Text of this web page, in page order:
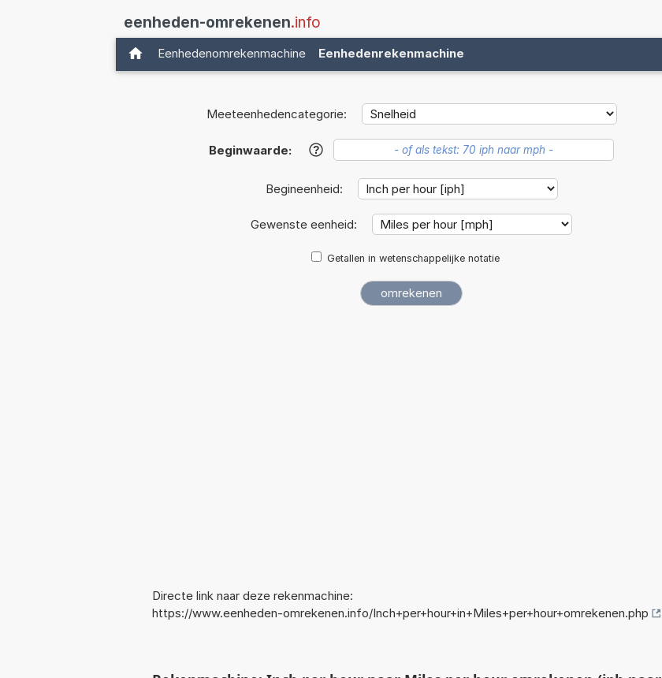
eenheden-omrekenen.info
Eenhedenomrekenmachine Eenhedenrekenmachine
Meeteenhedencategorie:
Beginwaarde: ?
Begineenheid:
Gewenste eenheid:
Getallen in wetenschappelijke notatie
Directe link naar deze rekenmachine:
https://www.eenheden-omrekenen.info/Inch+per+hour+in+Miles+per+hour+omrekenen.php